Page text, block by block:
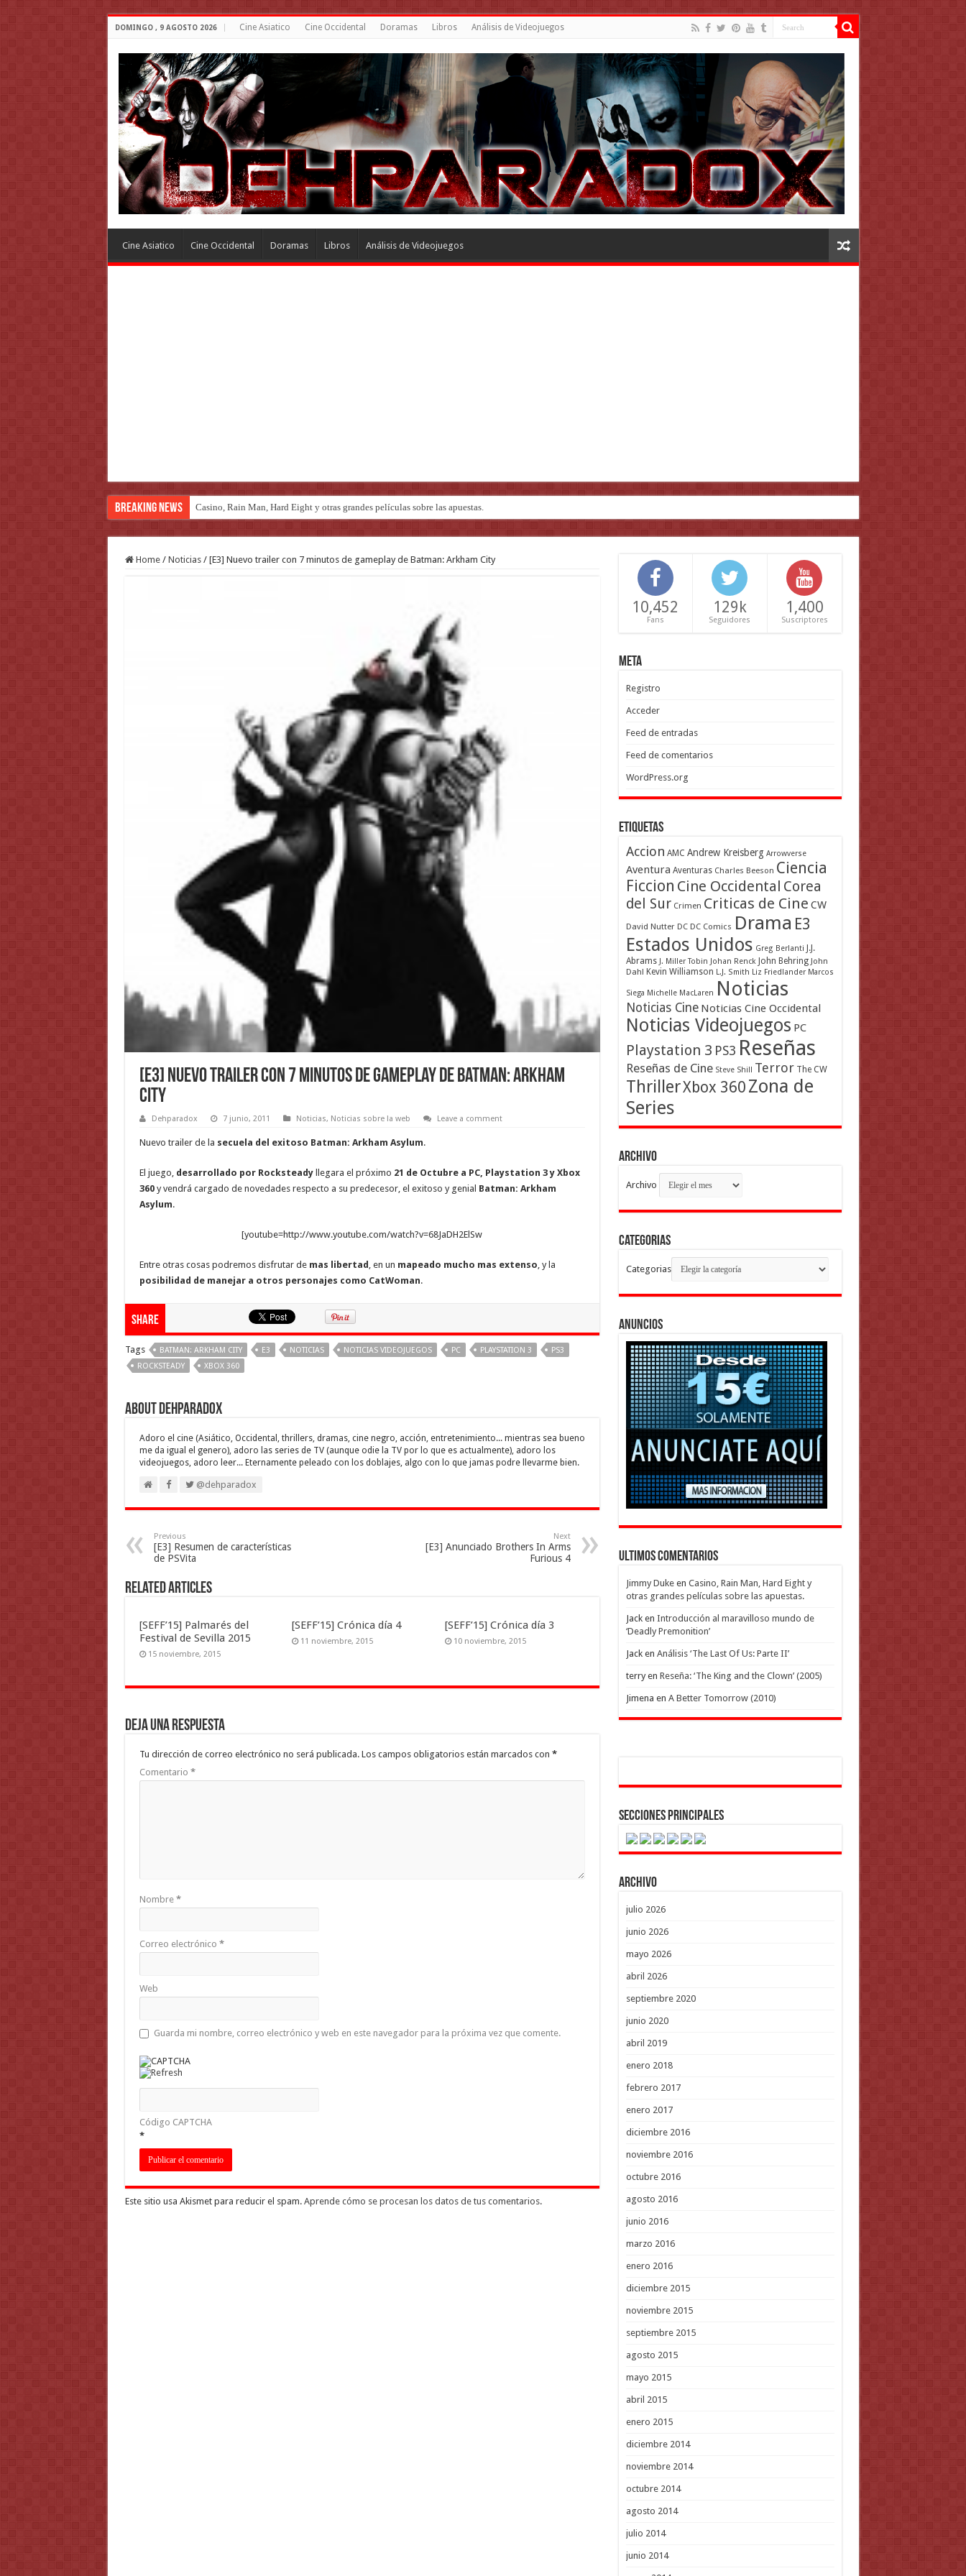
DOMINGO , 9 AGOSTO 2026 Cine Asiatico Cine Occidental Doramas Libros Análisis de Videojuegos
Cine Asiatico Cine Occidental Doramas Libros Análisis de Videojuegos
Breaking News Casino, Rain Man, Hard Eight y otras grandes películas sobre las apuestas.
Home / Noticias / [E3] Nuevo trailer con 7 minutos de gameplay de Batman: Arkham City
[E3] Nuevo trailer con 7 minutos de gameplay de Batman: Arkham
City
Dehparadox 7 junio, 2011 Noticias, Noticias sobre la web Leave a comment
Nuevo trailer de la secuela del exitoso Batman: Arkham Asylum.
El juego, desarrollado por Rocksteadyllegara el próximo 21 de Octubre a PC, Playstation 3 y Xbox
360y vendrá cargado de novedades respecto a su predecesor, el exitoso y genial Batman: Arkham
Asylum.
[youtube=http://www.youtube.com/watch?v=68JaDH2ElSw
Entre otras cosas podremos disfrutar de mas libertad , en un mapeado mucho mas extenso, y la
posibilidad de manejar a otros personajes como CatWoman.
Share
Tags BATMAN: ARKHAM CITY E3 NOTICIAS NOTICIAS VIDEOJUEGOS PC PLAYSTATION 3
PS3
ROCKSTEADY
XBOX 360
About Dehparadox
Adoro el cine (Asiático, Occidental, thrillers, dramas, cine negro, acción, entretenimiento... mientras sea bueno
me da igual el genero), adoro las series de TV (aunque odie la TV por lo que es actualmente), adoro los
videojuegos, adoro leer... Eternamente peleado con los doblajes, algo con lo que jamas podre llevarme bien.
@dehparadox
Previous
[E3] Resumen de características
de PSVita
Next
[E3] Anunciado Brothers In Arms
Furious 4
Related Articles
[SEFF’15] Palmarés del
Festival de Sevilla 2015
15 noviembre, 2015
[SEFF’15] Crónica día 4
11 noviembre, 2015
[SEFF’15] Crónica día 3
10 noviembre, 2015
Deja una respuesta
Tu dirección de correo electrónico no será publicada. Los campos obligatorios están marcados con *
Comentario *
Nombre *
Correo electrónico *
Web
Guarda mi nombre, correo electrónico y web en este navegador para la próxima vez que comente.
Código CAPTCHA
*
Este sitio usa Akismet para reducir el spam. Aprende cómo se procesan los datos de tus comentarios.
10,452
Fans
129k
Seguidores
1,400
Suscriptores
Meta
Registro
Acceder
Feed de entradas
Feed de comentarios
WordPress.org
Etiquetas
Accion AMC Andrew Kreisberg Arrowverse
Aventura Aventuras Charles Beeson Ciencia
Ficcion Cine Occidental Corea
del Sur Crimen Criticas de Cine CW
David Nutter DC DC Comics Drama E3
Estados Unidos Greg Berlanti
J.J.
Abrams J. Miller Tobin Johan Renck John Behring John
Dahl Kevin Williamson L.J. Smith Liz Friedlander Marcos
Siega Michelle MacLaren Noticias
Noticias Cine Noticias Cine Occidental
Noticias Videojuegos PC
Playstation 3 PS3 Reseñas
Reseñas de Cine Steve Shill Terror The CW
ThrillerXbox 360 Zona de
Series
Archivo
Archivo
Categorias
Categorias
Anuncios
Ultimos Comentarios
Jimmy Dukeen Casino, Rain Man, Hard Eight y
otras grandes películas sobre las apuestas.
Jacken Introducción al maravilloso mundo de
‘Deadly Premonition’
Jacken Análisis ‘The Last Of Us: Parte II’
terryen Reseña: ‘The King and the Clown’ (2005)
Jimena en A Better Tomorrow (2010)
Secciones Principales
Archivo
julio 2026
junio 2026
mayo 2026
abril 2026
septiembre 2020
junio 2020
abril 2019
enero 2018
febrero 2017
enero 2017
diciembre 2016
noviembre 2016
octubre 2016
agosto 2016
junio 2016
marzo 2016
enero 2016
diciembre 2015
noviembre 2015
septiembre 2015
agosto 2015
mayo 2015
abril 2015
enero 2015
diciembre 2014
noviembre 2014
octubre 2014
agosto 2014
julio 2014
junio 2014